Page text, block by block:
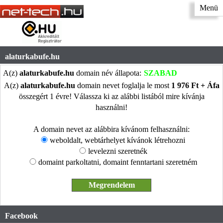
Menü
alaturkabufe.hu
A(z) alaturkabufe.hu domain név állapota: SZABAD
A(z) alaturkabufe.hu domain nevet foglalja le most 1 976 Ft + Áfa
összegért 1 évre! Válassza ki az alábbi listából mire kívánja
használni!
A domain nevet az alábbira kívánom felhasználni:
weboldalt, webtárhelyet kívánok létrehozni
levelezni szeretnék
domaint parkoltatni, domaint fenntartani szeretném
Facebook